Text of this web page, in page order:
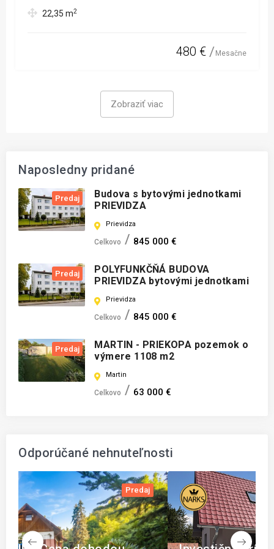
22,35 m2
480 € Mesačne
Zobraziť viac
Naposledny pridané
Predaj
Budova s bytovými jednotkami
PRIEVIDZA
Prievidza
Celkovo 845 000 €
Predaj
POLYFUNKČŇÁ BUDOVA
PRIEVIDZA bytovými jednotkami
Prievidza
Celkovo 845 000 €
Predaj
MARTIN - PRIEKOPA pozemok o
výmere 1108 m2
Martin
Celkovo 63 000 €
Odporúčané nehnuteľnosti
Predaj